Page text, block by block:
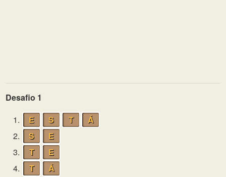
Desafio 1
1.
E S T
Á
2.
S
E
3.
T
E
4.
T
Á